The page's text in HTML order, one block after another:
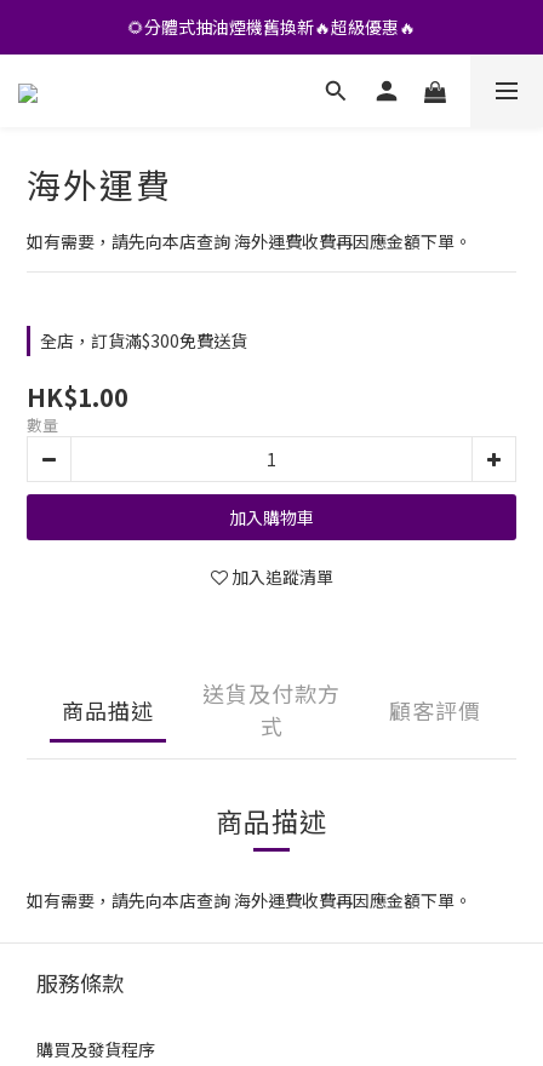
•• 會員專享🎁精選貨品【特價💥再九折】••
🌻分體式抽油煙機舊換新🔥超級優惠🔥
•• 會員專享🎁精選貨品【特價💥再九折】••
海外運費
如有需要，請先向本店查詢 海外運費收費再因應金額下單。
全店，訂貨滿$300免費送貨
HK$1.00
數量
加入購物車
加入追蹤清單
商品描述
送貨及付款方
式
顧客評價
商品描述
如有需要，請先向本店查詢 海外運費收費再因應金額下單。
服務條款
購買及發貨程序